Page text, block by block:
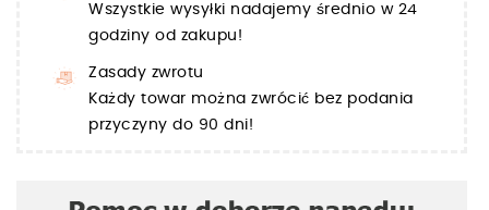
Wszystkie wysyłki nadajemy średnio w 24
godziny od zakupu!
Zasady zwrotu
Każdy towar można zwrócić bez podania
przyczyny do 90 dni!